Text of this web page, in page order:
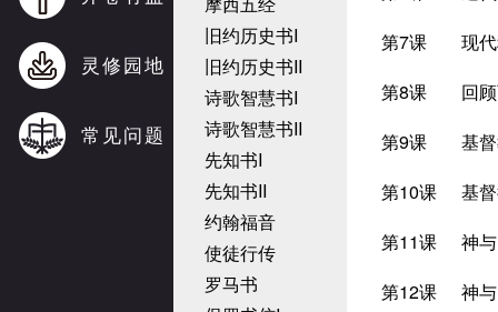
灵修园地
常见问题
旧约历史书I
旧约历史书II
诗歌智慧书I
诗歌智慧书II
先知书I
先知书II
约翰福音
使徒行传
罗马书
第7课
现
第8课
回
第9课
基
第10课
基
第11课
神
第12课
神